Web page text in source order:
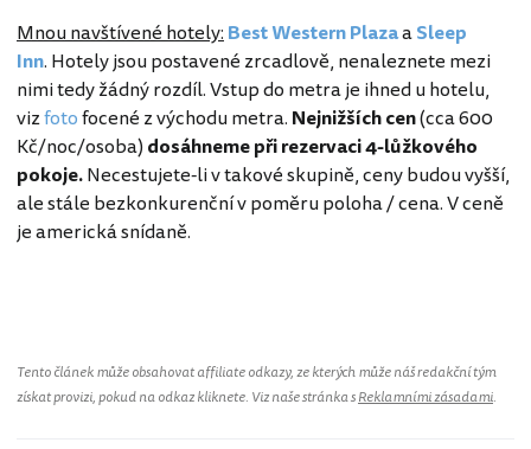
Mnou navštívené hotely:Best Western PlazaaSleep
Inn. Hotely jsou postavené zrcadlově, nenaleznete mezi
nimi tedy žádný rozdíl. Vstup do metra je ihned u hotelu,
vizfotofocené z východu metra. Nejnižších cen(cca 600
Kč/noc/osoba)dosáhneme při rezervaci 4-lůžkového
pokoje.Necestujete-li v takové skupině, ceny budou vyšší,
ale stále bezkonkurenční v poměru poloha / cena. V ceně
je americká snídaně.
Tento článek může obsahovat affiliate odkazy, ze kterých může náš redakční tým
získat provizi, pokud na odkaz kliknete. Viz naše stránka sReklamními zásadami.